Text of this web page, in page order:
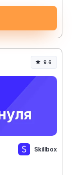
9.6
Skillbox